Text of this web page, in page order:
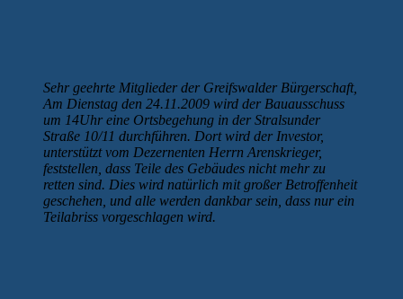
Sehr geehrte Mitglieder der Greifswalder Bürgerschaft,
Am Dienstag den 24.11.2009 wird der Bauausschuss
um 14Uhr eine Ortsbegehung in der Stralsunder
Straße 10/11 durchführen. Dort wird der Investor,
unterstützt vom Dezernenten Herrn Arenskrieger,
feststellen, dass Teile des Gebäudes nicht mehr zu
retten sind. Dies wird natürlich mit großer Betroffenheit
geschehen, und alle werden dankbar sein, dass nur ein
Teilabriss vorgeschlagen wird.